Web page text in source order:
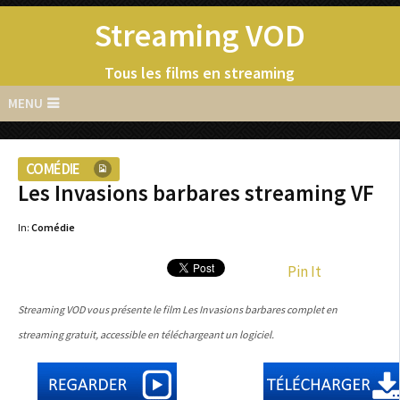
Streaming VOD
Tous les films en streaming
MENU
COMÉDIE
Les Invasions barbares streaming VF
In: Comédie
Pin It
Streaming VOD vous présente le film Les Invasions barbares complet en
streaming gratuit, accessible en téléchargeant un logiciel.